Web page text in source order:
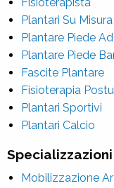
Plantari Su Misura
Plantare Piede
Plantare Piede
Fascite Plantare
Fisioterapia
Plantari Sportivi
Plantari Calcio
Mobilizzazione